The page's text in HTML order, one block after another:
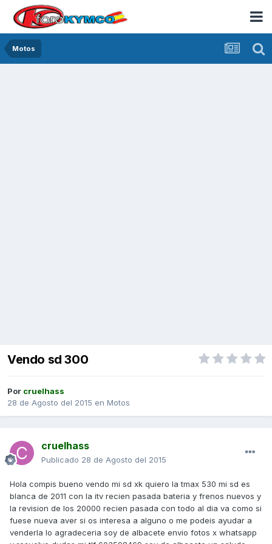
Motos
Vendo sd 300
Por cruelhass
28 de Agosto del 2015 en Motos
cruelhass
Publicado 28 de Agosto del 2015
Hola compis bueno vendo mi sd xk quiero la tmax 530 mi sd es
blanca de 2011 con la itv recien pasada bateria y frenos nuevos y
la revision de los 20000 recien pasada con todo al dia va como si
fuese nueva aver si os interesa a alguno o me podeis ayudar a
venderla lo agradeceria soy de albacete envio fotos x whatsapp